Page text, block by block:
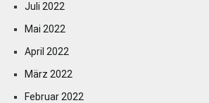
Juli 2022
Mai 2022
April 2022
März 2022
Februar 2022